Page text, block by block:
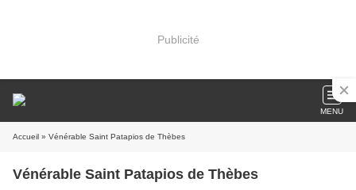
Publicité
MENU
Accueil » Vénérable Saint Patapios de Thèbes
Vénérable Saint Patapios de Thèbes